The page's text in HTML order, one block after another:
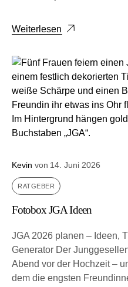
Weiterlesen
Kevin von 14. Juni 2026
RATGEBER
Fotobox JGA Ideen
JGA 2026 planen – Ideen,
Generator Der
Abend vor der Hoch­zeit –
dem die engs­ten